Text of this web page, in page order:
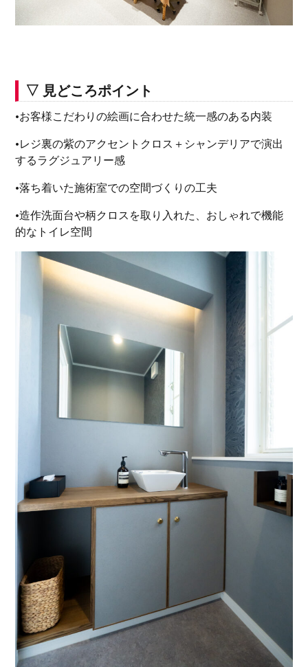
▽ 見どころポイント
•お客様こだわりの絵画に合わせた統一感のある内装
•レジ裏の紫のアクセントクロス＋シャンデリアで演出
するラグジュアリー感
•落ち着いた施術室での空間づくりの工夫
•造作洗面台や柄クロスを取り入れた、おしゃれで機能
的なトイレ空間